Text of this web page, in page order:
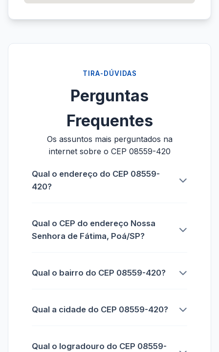
TIRA-DÚVIDAS
Perguntas
Frequentes
Os assuntos mais perguntados na
internet sobre o CEP 08559-420
Qual o endereço do CEP 08559-
420?
Qual o CEP do endereço Nossa
Senhora de Fátima, Poá/SP?
Qual o bairro do CEP 08559-420?
Qual a cidade do CEP 08559-420?
Qual o logradouro do CEP 08559-